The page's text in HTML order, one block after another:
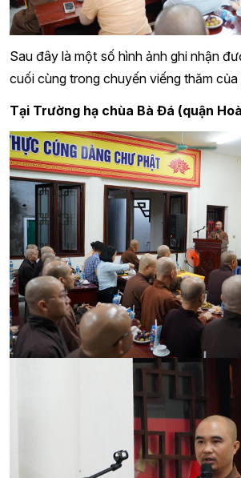
Sau đây là một số hình ảnh ghi nhận
cuối cùng trong chuyến viếng thăm của
Tại Trường hạ chùa Bà Đá (quận